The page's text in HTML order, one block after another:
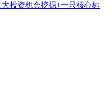
投资机会挖掘+一只核心标